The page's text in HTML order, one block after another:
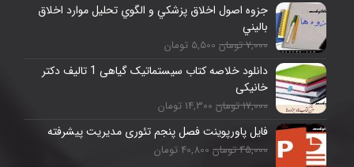
جزوه اصول اخلاق پزشکي و الگوي تحليل موارد اخلاق
باليني
7,000 تومان 5,500 تومان
دانلود خلاصه کتاب سیستماتيک گياهی 1 تالیف دکتر
خانیکی
17,000 تومان 14,300 تومان
فایل پاورپوینت فصل پنجم تئوری مدیریت پیشرفته
45,000 تومان 40,800 تومان